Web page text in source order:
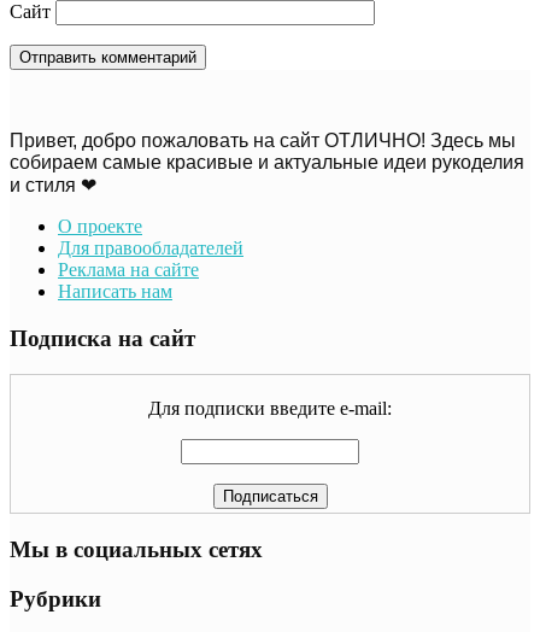
Сайт
Привет, добро пожаловать на сайт ОТЛИЧНО! Здесь мы
собираем самые красивые и актуальные идеи рукоделия
и стиля ❤
О проекте
Для правообладателей
Реклама на сайте
Написать нам
Подписка на сайт
Для подписки введите e-mail:
Мы в социальных сетях
Рубрики